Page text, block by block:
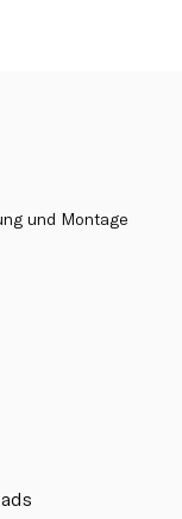
und Montage